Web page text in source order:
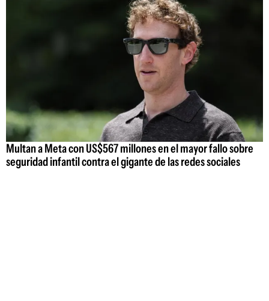
Multan a Meta con US$567 millones en el mayor fallo sobre
seguridad infantil contra el gigante de las redes sociales